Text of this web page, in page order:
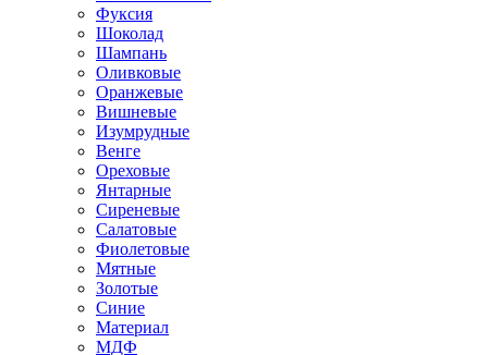
Фуксия
Шоколад
Шампань
Оливковые
Оранжевые
Вишневые
Изумрудные
Венге
Ореховые
Янтарные
Сиреневые
Салатовые
Фиолетовые
Мятные
Золотые
Синие
Материал
МДФ